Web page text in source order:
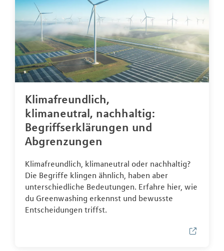
Klimafreundlich,
klimaneutral, nachhaltig:
Begriffserklärungen und
Abgrenzungen
Klimafreundlich, klimaneutral oder nachhaltig?
Die Begriffe klingen ähnlich, haben aber
unterschiedliche Bedeutungen. Erfahre hier, wie
du Greenwashing erkennst und bewusste
Entscheidungen triffst.